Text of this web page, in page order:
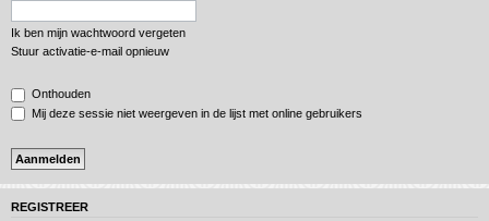
Ik ben mijn wachtwoord vergeten
Stuur activatie-e-mail opnieuw
Onthouden
Mij deze sessie niet weergeven in de lijst met online gebruikers
REGISTREER